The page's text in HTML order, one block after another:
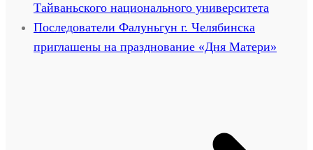
Тайваньского национального университета
Последователи Фалуньгун г. Челябинска
приглашены на празднование «Дня Матери»